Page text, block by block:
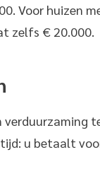
Voor huizen
zelfs € 20.000.
u betaalt